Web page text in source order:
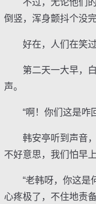
不过，无论他们的
倒竖，浑身颤抖个没
好在，人们在笑过
第二天一大早，白
声。
“啊！你们这是咋
韩安亭听到声音，
不好意思，我们怕早
“老韩呀，你这是何
心疼极了，不住地责备